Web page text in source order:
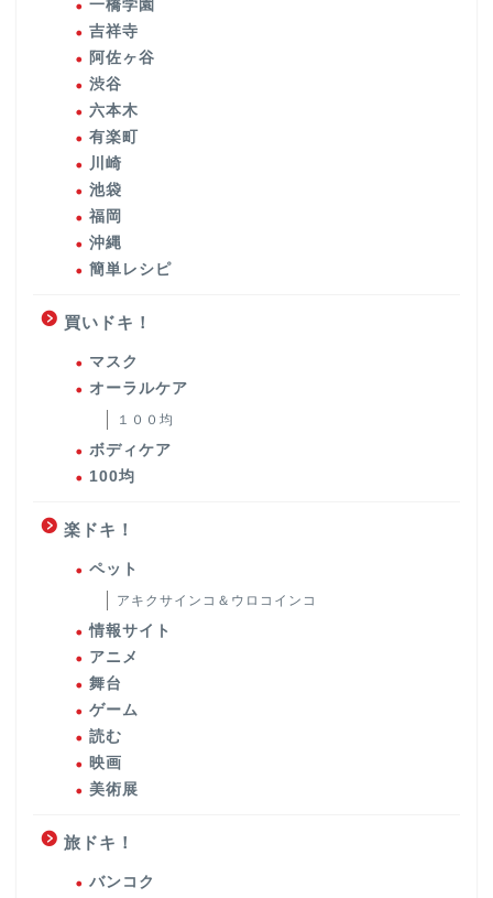
一橋学園
吉祥寺
阿佐ヶ谷
渋谷
六本木
有楽町
川崎
池袋
福岡
沖縄
簡単レシピ
買いドキ！
マスク
オーラルケア
１００均
ボディケア
100均
楽ドキ！
ペット
アキクサインコ＆ウロコインコ
情報サイト
アニメ
舞台
ゲーム
読む
映画
美術展
旅ドキ！
バンコク